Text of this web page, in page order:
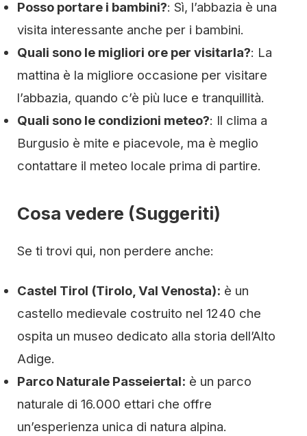
Posso portare i bambini?: Sì, l’abbazia è una
visita interessante anche per i bambini.
Quali sono le migliori ore per visitarla?: La
mattina è la migliore occasione per visitare
l’abbazia, quando c’è più luce e tranquillità.
Quali sono le condizioni meteo?: Il clima a
Burgusio è mite e piacevole, ma è meglio
contattare il meteo locale prima di partire.
Cosa vedere (Suggeriti)
Se ti trovi qui, non perdere anche:
Castel Tirol (Tirolo, Val Venosta): è un
castello medievale costruito nel 1240 che
ospita un museo dedicato alla storia dell’Alto
Adige.
Parco Naturale Passeiertal: è un parco
naturale di 16.000 ettari che offre
un’esperienza unica di natura alpina.